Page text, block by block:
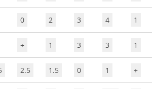
0 2 3 4 1
+ 1 3 3 1
2.5 1.5 0 1 +